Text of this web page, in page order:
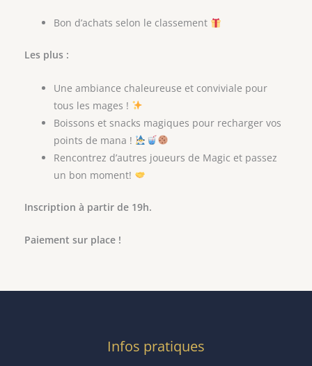
Bon d’achats selon le classement
Les plus :
Une ambiance chaleureuse et conviviale pour
tous les mages !
Boissons et snacks magiques pour recharger vos
points de mana !
Rencontrez d’autres joueurs de Magic et passez
un bon moment!
Inscription à partir de 19h.
Paiement sur place !
Infos pratiques